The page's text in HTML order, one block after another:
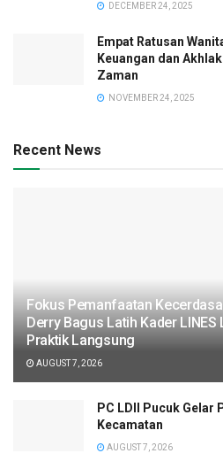
DECEMBER 24, 2025
Empat Ratusan
Keuangan dan
Zaman
NOVEMBER 24, 2025
Recent News
Fokus Pemanfaatan
Derry Bagus Latih Kader
Praktik Langsung
AUGUST 7, 2026
PC LDII Pucuk Gelar
Kecamatan
AUGUST 7, 2026